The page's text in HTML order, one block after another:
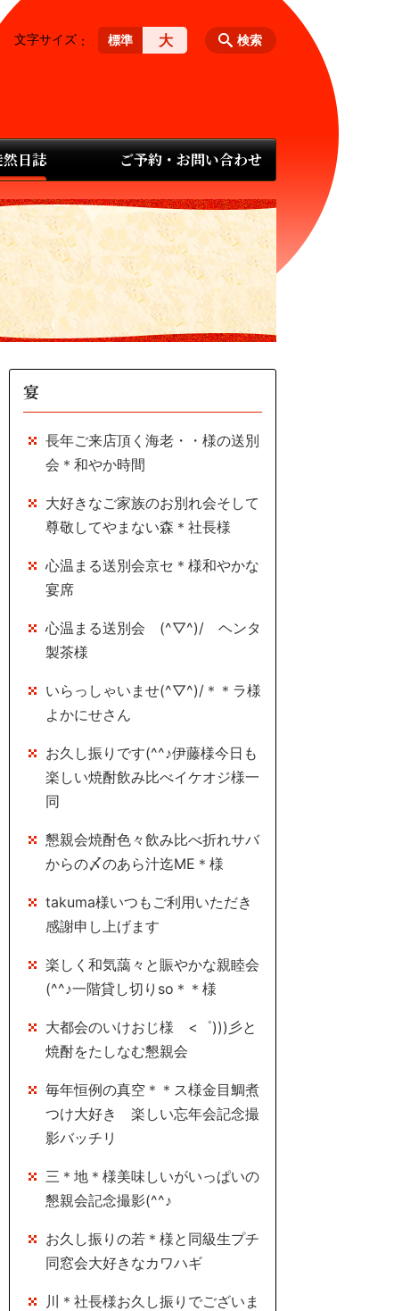
日誌 ご予約・お問い合わせ
検索
文字サイズ 標準 大
宴
長年ご来店頂く海老・・様の送別
会＊和やか時間
大好きなご家族のお別れ会そして
尊敬してやまない森＊社長様
心温まる送別会京セ＊様和やかな
宴席
心温まる送別会 (^▽^)/ ヘンタ
製茶様
いらっしゃいませ(^▽^)/＊＊ラ様
よかにせさん
お久し振りです(^^♪伊藤様今日も
楽しい焼酎飲み比べイケオジ様一
同
懇親会焼酎色々飲み比べ折れサバ
からの〆のあら汁迄ME＊様
takuma様いつもご利用いただき
感謝申し上げます
楽しく和気藹々と賑やかな親睦会
(^^♪一階貸し切りso＊＊様
大都会のいけおじ様 <゜)))彡と
焼酎をたしなむ懇親会
毎年恒例の真空＊＊ス様金目鯛煮
つけ大好き 楽しい忘年会記念撮
影バッチリ
三＊地＊様美味しいがいっぱいの
懇親会記念撮影(^^♪
お久し振りの若＊様と同級生プチ
同窓会大好きなカワハギ
川＊社長様お久し振りでございま